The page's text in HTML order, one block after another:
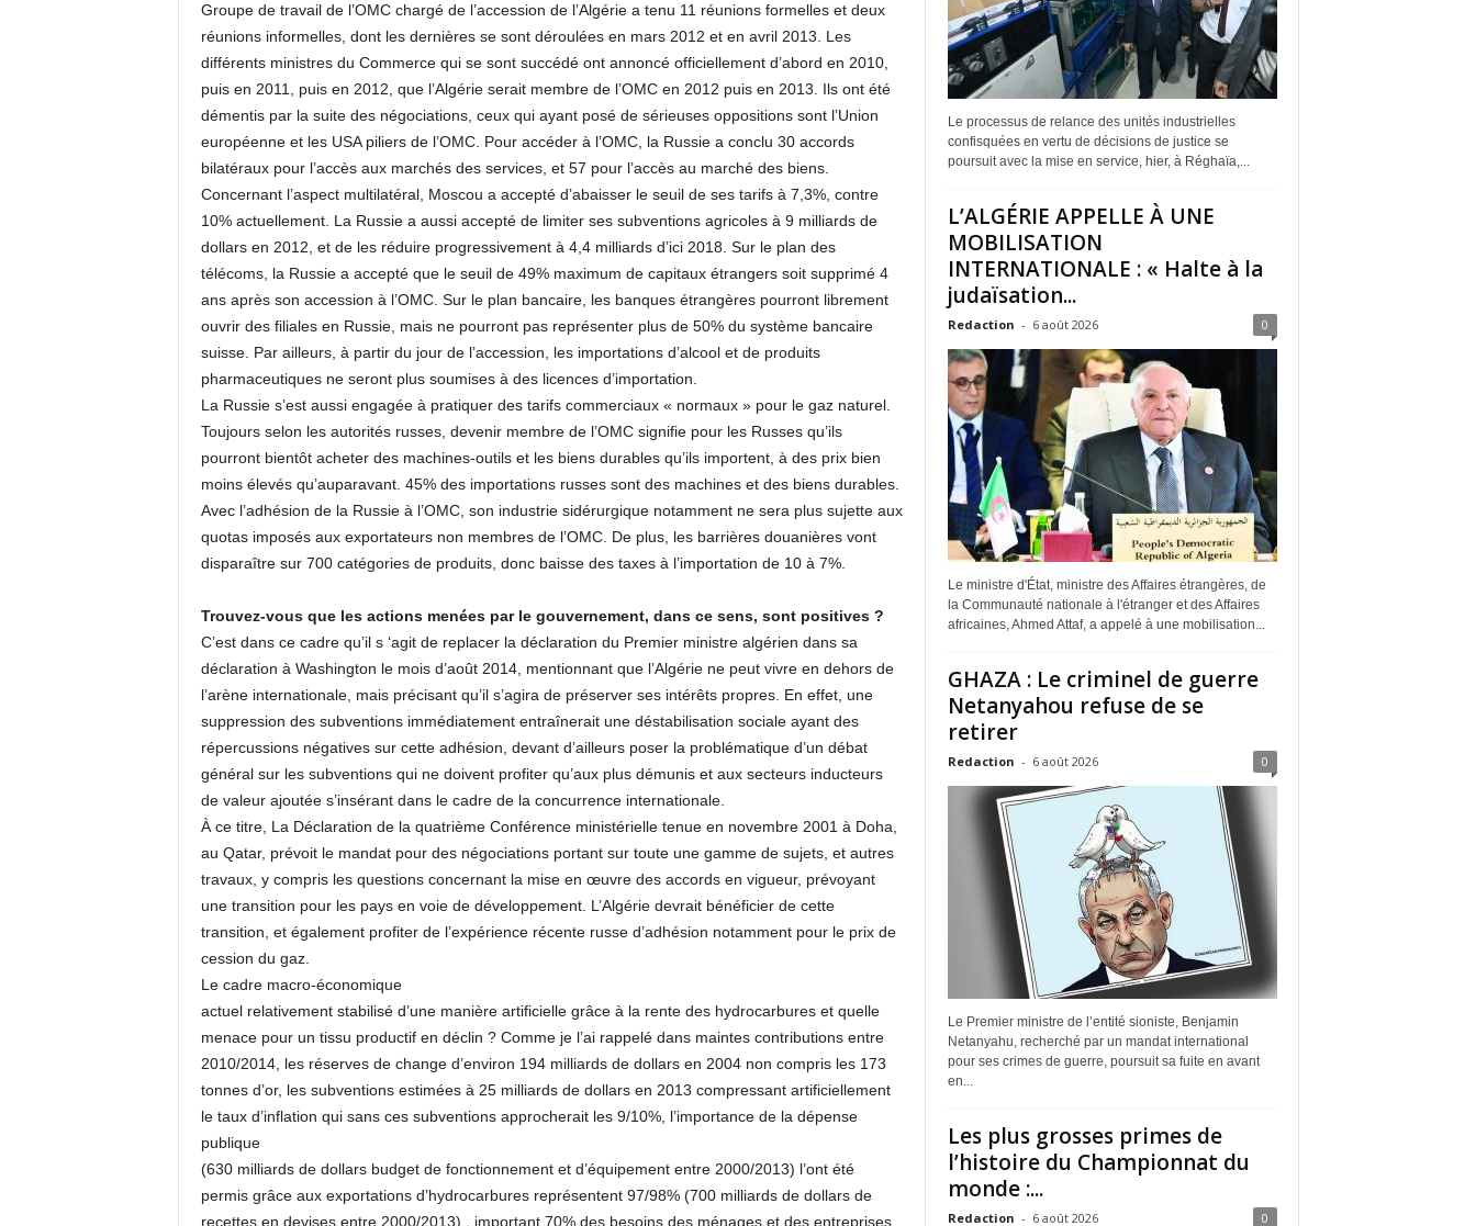
Groupe de travail de l’OMC chargé de l’accession de l’Algérie a tenu 11 réunions formelles et deux
réunions informelles, dont les dernières se sont déroulées en mars 2012 et en avril 2013. Les
différents ministres du Commerce qui se sont succédé ont annoncé officiellement d’abord en 2010,
puis en 2011, puis en 2012, que l’Algérie serait membre de l’OMC en 2012 puis en 2013. Ils ont été
démentis par la suite des négociations, ceux qui ayant posé de sérieuses oppositions sont l’Union
européenne et les USA piliers de l’OMC. Pour accéder à l’OMC, la Russie a conclu 30 accords
bilatéraux pour l’accès aux marchés des services, et 57 pour l’accès au marché des biens.
Concernant l’aspect multilatéral, Moscou a accepté d’abaisser le seuil de ses tarifs à 7,3%, contre
10% actuellement. La Russie a aussi accepté de limiter ses subventions agricoles à 9 milliards de
dollars en 2012, et de les réduire progressivement à 4,4 milliards d’ici 2018. Sur le plan des
télécoms, la Russie a accepté que le seuil de 49% maximum de capitaux étrangers soit supprimé 4
ans après son accession à l’OMC. Sur le plan bancaire, les banques étrangères pourront librement
ouvrir des filiales en Russie, mais ne pourront pas représenter plus de 50% du système bancaire
suisse. Par ailleurs, à partir du jour de l’accession, les importations d’alcool et de produits
pharmaceutiques ne seront plus soumises à des licences d’importation.
La Russie s’est aussi engagée à pratiquer des tarifs commerciaux « normaux » pour le gaz naturel.
Toujours selon les autorités russes, devenir membre de l’OMC signifie pour les Russes qu’ils
pourront bientôt acheter des machines-outils et les biens durables qu’ils importent, à des prix bien
moins élevés qu’auparavant. 45% des importations russes sont des machines et des biens durables.
Avec l’adhésion de la Russie à l’OMC, son industrie sidérurgique notamment ne sera plus sujette aux
quotas imposés aux exportateurs non membres de l’OMC. De plus, les barrières douanières vont
disparaître sur 700 catégories de produits, donc baisse des taxes à l’importation de 10 à 7%.
Trouvez-vous que les actions menées par le gouvernement, dans ce sens, sont positives ?
C’est dans ce cadre qu’il s ‘agit de replacer la déclaration du Premier ministre algérien dans sa
déclaration à Washington le mois d’août 2014, mentionnant que l’Algérie ne peut vivre en dehors de
l’arène internationale, mais précisant qu’il s’agira de préserver ses intérêts propres. En effet, une
suppression des subventions immédiatement entraînerait une déstabilisation sociale ayant des
répercussions négatives sur cette adhésion, devant d’ailleurs poser la problématique d’un débat
général sur les subventions qui ne doivent profiter qu’aux plus démunis et aux secteurs inducteurs
de valeur ajoutée s’insérant dans le cadre de la concurrence internationale.
À ce titre, La Déclaration de la quatrième Conférence ministérielle tenue en novembre 2001 à Doha,
au Qatar, prévoit le mandat pour des négociations portant sur toute une gamme de sujets, et autres
travaux, y compris les questions concernant la mise en œuvre des accords en vigueur, prévoyant
une transition pour les pays en voie de développement. L’Algérie devrait bénéficier de cette
transition, et également profiter de l’expérience récente russe d’adhésion notamment pour le prix de
cession du gaz.
Le cadre macro-économique
actuel relativement stabilisé d’une manière artificielle grâce à la rente des hydrocarbures et quelle
menace pour un tissu productif en déclin ? Comme je l’ai rappelé dans maintes contributions entre
2010/2014, les réserves de change d’environ 194 milliards de dollars en 2004 non compris les 173
tonnes d’or, les subventions estimées à 25 milliards de dollars en 2013 compressant artificiellement
le taux d’inflation qui sans ces subventions approcherait les 9/10%, l’importance de la dépense
publique
(630 milliards de dollars budget de fonctionnement et d’équipement entre 2000/2013) l’ont été
permis grâce aux exportations d’hydrocarbures représentent 97/98% (700 milliards de dollars de
recettes en devises entre 2000/2013) , important 70% des besoins des ménages et des entreprises
Le processus de relance des unités industrielles
confisquées en vertu de décisions de justice se
poursuit avec la mise en service, hier, à Réghaïa,...
L’ALGÉRIE APPELLE À UNE
MOBILISATION
INTERNATIONALE : « Halte à la
judaïsation...
Redaction - 6 août 2026 0
Le ministre d'État, ministre des Affaires étrangères, de
la Communauté nationale à l'étranger et des Affaires
africaines, Ahmed Attaf, a appelé à une mobilisation...
GHAZA : Le criminel de guerre
Netanyahou refuse de se
retirer
Redaction - 6 août 2026 0
Le Premier ministre de l’entité sioniste, Benjamin
Netanyahu, recherché par un mandat international
pour ses crimes de guerre, poursuit sa fuite en avant
en...
Les plus grosses primes de
l’histoire du Championnat du
monde :...
Redaction - 6 août 2026 0